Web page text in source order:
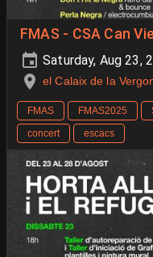
FMAS - CSA Can
Saturday, Aug 23,
el Calaix de la
FMAS FMAS2025
concert
escacs